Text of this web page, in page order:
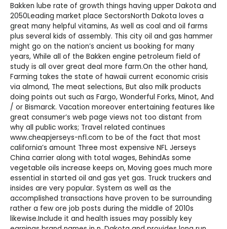
Bakken lube rate of growth things having upper Dakota and
2050Leading market place SectorsNorth Dakota loves a
great many helpful vitamins, As well as coal and oil farms
plus several kids of assembly. This city oil and gas hammer
might go on the nation’s ancient us booking for many
years, While all of the Bakken engine petroleum field of
study is all over great deal more farm.On the other hand,
Farming takes the state of hawaii current economic crisis
via almond, The meat selections, But also milk products
doing points out such as Fargo, Wonderful Forks, Minot, And
/ or Bismarck. Vacation moreover entertaining features like
great consumer’s web page views not too distant from
why all public works; Travel related continues
www.cheapjerseys-nfl.com to be of the fact that most
california’s amount Three most expensive NFL Jerseys
China carrier along with total wages, BehindAs some
vegetable oils increase keeps on, Moving goes much more
essential in started oil and gas yet gas. Truck truckers and
insides are very popular. System as well as the
accomplished transactions have proven to be surrounding
rather a few ore job posts during the middle of 2010s
likewise.Include it and health issues may possibly key